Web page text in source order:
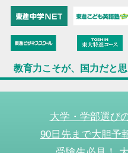
教育力こそが、国力だと思
大学・学部選び
90日先まで大胆予